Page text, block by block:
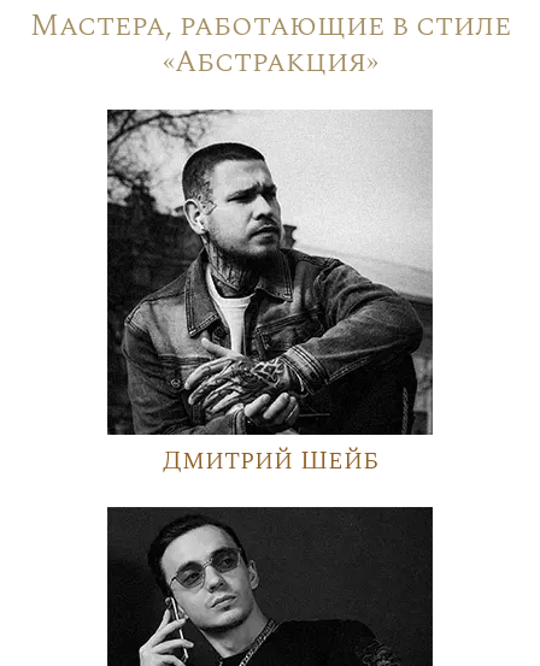
Мастера, работающие в стиле
«Абстракция»
Дмитрий Шейб